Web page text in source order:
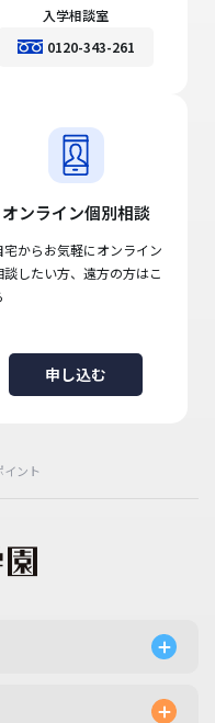
入学相談室
0120-343-261
オンライン個別相談
宅からお気軽にオンライン
談したい方、遠方の方はこ
申し込む
イント